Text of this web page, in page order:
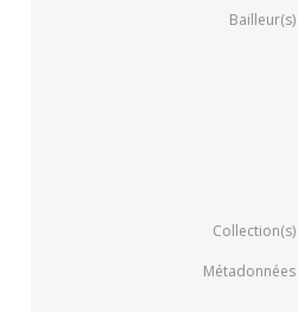
Bailleur(s)
Collection(s)
Métadonnées